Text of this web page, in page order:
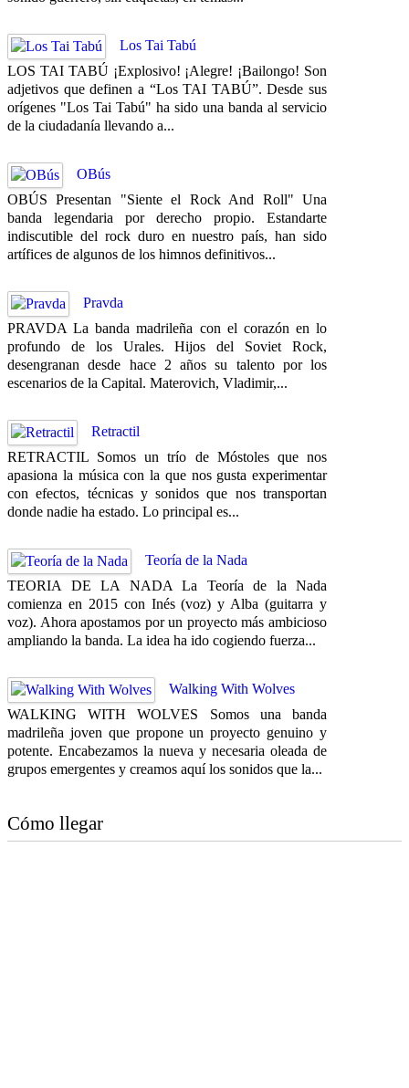
Los Tai Tabú
LOS TAI TABÚ ¡Explosivo! ¡Alegre! ¡Bailongo! Son
adjetivos que definen a “Los TAI TABÚ”. Desde sus
orígenes "Los Tai Tabú" ha sido una banda al servicio
de la ciudadanía llevando a...
OBús
OBÚS Presentan "Siente el Rock And Roll" Una
banda legendaria por derecho propio. Estandarte
indiscutible del rock duro en nuestro país, han sido
artífices de algunos de los himnos definitivos...
Pravda
PRAVDA La banda madrileña con el corazón en lo
profundo de los Urales. Hijos del Soviet Rock,
desengranan desde hace 2 años su talento por los
escenarios de la Capital. Materovich, Vladimir,...
Retractil
RETRACTIL Somos un trío de Móstoles que nos
apasiona la música con la que nos gusta experimentar
con efectos, técnicas y sonidos que nos transportan
donde nadie ha estado. Lo principal es...
Teoría de la Nada
TEORIA DE LA NADA La Teoría de la Nada
comienza en 2015 con Inés (voz) y Alba (guitarra y
voz). Ahora apostamos por un proyecto más ambicioso
ampliando la banda. La idea ha ido cogiendo fuerza...
Walking With Wolves
WALKING WITH WOLVES Somos una banda
madrileña joven que propone un proyecto genuino y
potente. Encabezamos la nueva y necesaria oleada de
grupos emergentes y creamos aquí los sonidos que la...
Cómo llegar